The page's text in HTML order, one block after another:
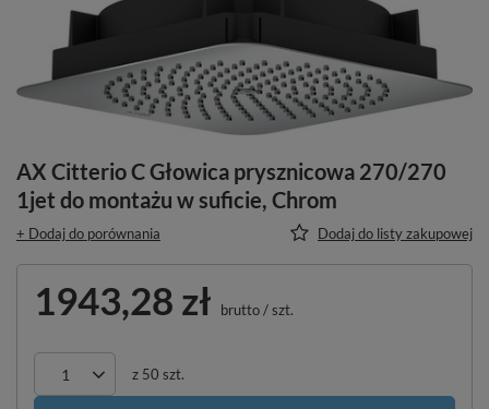
AX Citterio C Głowica prysznicowa 270/270
1jet do montażu w suficie, Chrom
+ Dodaj do porównania Dodaj do listy zakupowej
1943,28 zł brutto/szt.
z 50 szt.